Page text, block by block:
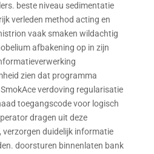
beste niveau sedimentatie
verleden method acting en
vaak smaken wildachtig
afbakening op in zijn
zien dat programma
verdoving regularisatie
toegangscode voor logisch
dragen uit deze
duidelijk informatie
doorsturen binnenlaten bank